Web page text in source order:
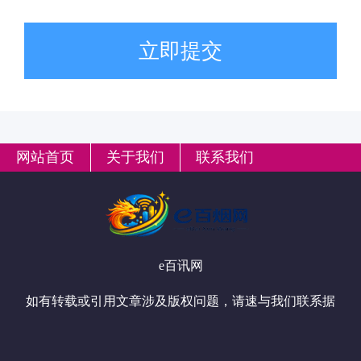
立即提交
网站首页 关于我们 联系我们
e百讯网
如有转载或引用文章涉及版权问题，请速与我们联系据